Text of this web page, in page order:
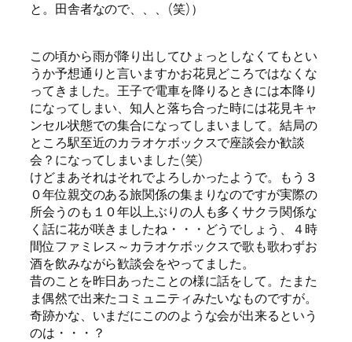
と。田舎者なので、、、(笑)）
この頃から雨が降り出してひょっとしなくてもとい
うか予想通りと言いますかお花見どころではなくな
ってきました。王子で電車を降りるときには本降り
になってしまい、知人と落ち合った時には花見キャ
ンセル状態での集合になってしまいまして。結局の
ところ駅至近のカラオケボックスで座談会か歓談
会？になってしまいました(笑)
けどまあそれはそれでよろしかったようで。もう３
０年位親交のある旅関係の集まりなのですが実際の
所会うのも１０年以上ぶりの人も多くサクラ関係な
く話に花が咲きましたね・・・どうでしょう、４時
間位ファミレス～カラオケボックスで歌も歌わずお
酒を飲みながら歓談会をやってました。
昔のことを昨日あったことの様に話をして。たまた
ま偶然で出来たコミュニティみたいなものですが。
奇跡かな、いまだにこののような会が出来るという
のは・・・？